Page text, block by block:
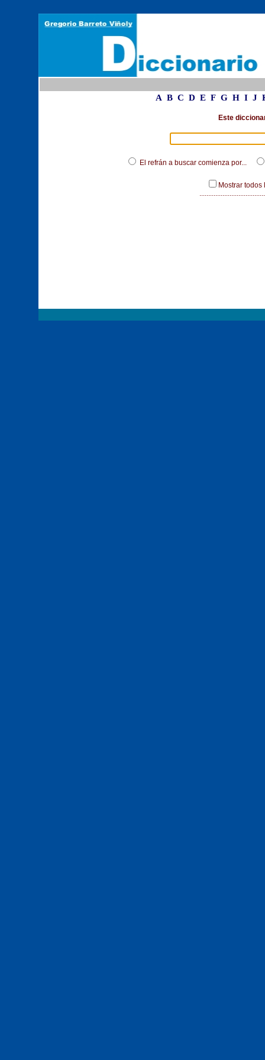
A B C D E F G H I J
Este
El refrán a buscar comienza por...
Mostrar